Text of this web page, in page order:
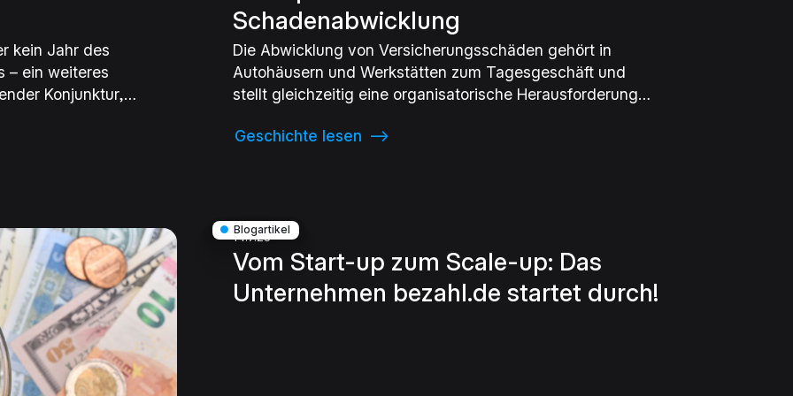
kein Jahr des
– ein weiteres
Konjunktur,
Branche sprechen
im Griff hat, kann
bleiben.
Schadenabwicklung
Die Abwicklung von Versicherungsschäden gehört in
Autohäusern und Werkstätten zum Tagesgeschäft und
stellt gleichzeitig eine organisatorische Herausforderung
Gutachter oder Anwälte beteiligt sind, entstehen schnell
Geschichte lesen ⟶
● Blogartikel
14.7.23
Vom Start-up zum Scale-up: Das
Unternehmen bezahl.de startet durch!